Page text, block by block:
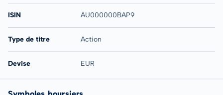
ISIN AU000000BAP9
Type de titre Action
Devise EUR